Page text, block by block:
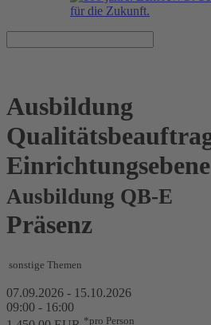
Ausbildung
Einrichtungsebene
Ausbildung QB-E
Präsenz
sonstige Themen
07.09.2026 - 15.10.2026
09:00 - 16:00
*pro Person